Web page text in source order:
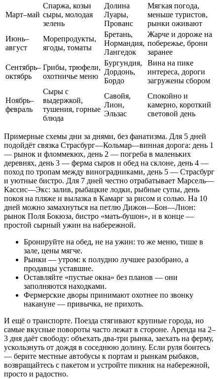
Март–май
Спаржа, козьи
сыры, молодая
зелень
Долина
Луары,
Прованс
Мягкая погода,
меньше туристов,
рынки оживают
Июнь–
август
Морепродукты,
ягоды, томаты
Бретань,
Нормандия,
Лангедок
Жарче и дороже на
побережье, брони
заранее
Сентябрь–
октябрь
Грибы, трюфели,
охотничье меню
Бургундия,
Дордонь,
Бордо
Вина на пике
интереса, дороги
загружены сбором
Ноябрь–
февраль
Сыры с
выдержкой,
тушения, горные
блюда
Савойя,
Лион,
Эльзас
Спокойно и
камерно, короткий
световой день
Примерные схемы дни за днями, без фанатизма. Для 5 дней
подойдёт связка Страсбург—Кольмар—винная дорога: день 1
— рынок и фломмекюх, день 2 — погреба в маленьких
деревнях, день 3 — ферма сыров и обед на склоне, день 4 —
поход по тропам между виноградниками, день 5 — Страсбург
и уютные бистро. Для 7 дней честно отрабатывает Марсель—
Касcис—Экс: залив, рыбацкие лодки, рыбные супы, день
покоя на пляже и вылазка в Камарг за рисом и солью. На 10
дней можно замахнуться на петлю Дижон—Бон—Лион:
рынок Поля Бокюза, бистро «мать-бушон», и в конце —
простой сырный ужин на набережной.
Бронируйте на обед, не на ужин: то же меню, тише в
зале, цены мягче.
Рынки — утром: к полудню лучшее разобрано, а
продавцы уставшие.
Оставляйте «пустые окна» без планов — они
заполняются находками.
Фермерские дворы принимают охотнее по звонку
накануне — привычка, не прихоть.
И ещё о транспорте. Поезда стягивают крупные города, но
самые вкусные повороты часто лежат в стороне. Аренда на 2–
3 дня даёт свободу: объехать два-три рынка, заехать на ферму,
ускользнуть от дождя в соседнюю долину. Если руля боитесь
— берите местные автобусы к портам и рынкам рыбаков,
возвращайтесь с пакетом и устройте пикник на набережной,
просто и радостно.